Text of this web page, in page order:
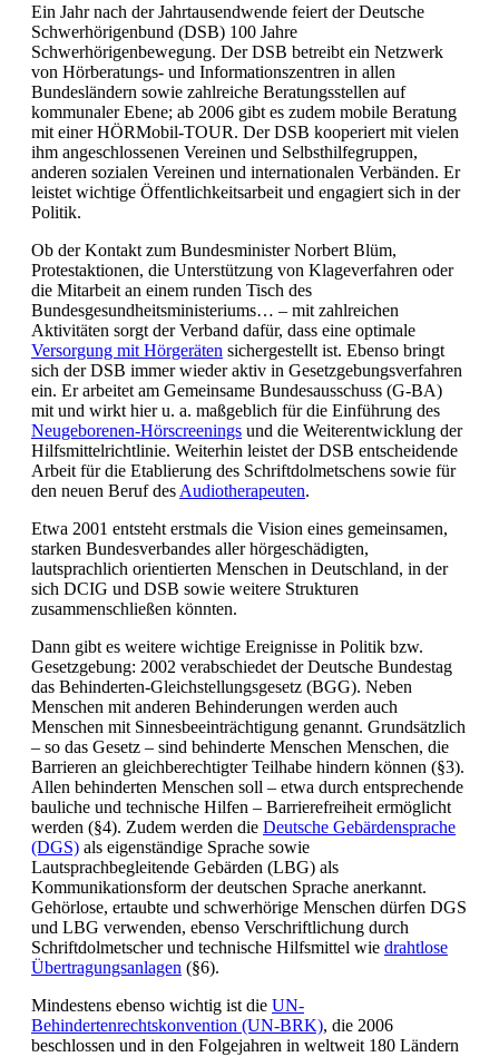
Ein Jahr nach der Jahrtausendwende feiert der Deutsche
Schwerhörigenbund (DSB) 100 Jahre
Schwerhörigenbewegung. Der DSB betreibt ein Netzwerk
von Hörberatungs- und Informationszentren in allen
Bundesländern sowie zahlreiche Beratungsstellen auf
kommunaler Ebene; ab 2006 gibt es zudem mobile Beratung
mit einer HÖRMobil-TOUR. Der DSB kooperiert mit vielen
ihm angeschlossenen Vereinen und Selbsthilfegruppen,
anderen sozialen Vereinen und internationalen Verbänden. Er
leistet wichtige Öffentlichkeitsarbeit und engagiert sich in der
Politik.
Ob der Kontakt zum Bundesminister Norbert Blüm,
Protestaktionen, die Unterstützung von Klageverfahren oder
die Mitarbeit an einem runden Tisch des
Bundesgesundheitsministeriums… – mit zahlreichen
Aktivitäten sorgt der Verband dafür, dass eine optimale
Versorgung mit Hörgeräten sichergestellt ist. Ebenso bringt
sich der DSB immer wieder aktiv in Gesetzgebungsverfahren
ein. Er arbeitet am Gemeinsame Bundesausschuss (G-BA)
mit und wirkt hier u. a. maßgeblich für die Einführung des
Neugeborenen-Hörscreenings und die Weiterentwicklung der
Hilfsmittelrichtlinie. Weiterhin leistet der DSB entscheidende
Arbeit für die Etablierung des Schriftdolmetschens sowie für
den neuen Beruf des Audiotherapeuten.
Etwa 2001 entsteht erstmals die Vision eines gemeinsamen,
starken Bundesverbandes aller hörgeschädigten,
lautsprachlich orientierten Menschen in Deutschland, in der
sich DCIG und DSB sowie weitere Strukturen
zusammenschließen könnten.
Dann gibt es weitere wichtige Ereignisse in Politik bzw.
Gesetzgebung: 2002 verabschiedet der Deutsche Bundestag
das Behinderten-Gleichstellungsgesetz (BGG). Neben
Menschen mit anderen Behinderungen werden auch
Menschen mit Sinnesbeeinträchtigung genannt. Grundsätzlich
– so das Gesetz – sind behinderte Menschen Menschen, die
Barrieren an gleichberechtigter Teilhabe hindern können (§3).
Allen behinderten Menschen soll – etwa durch entsprechende
bauliche und technische Hilfen – Barrierefreiheit ermöglicht
werden (§4). Zudem werden die Deutsche Gebärdensprache
(DGS) als eigenständige Sprache sowie
Lautsprachbegleitende Gebärden (LBG) als
Kommunikationsform der deutschen Sprache anerkannt.
Gehörlose, ertaubte und schwerhörige Menschen dürfen DGS
und LBG verwenden, ebenso Verschriftlichung durch
Schriftdolmetscher und technische Hilfsmittel wie drahtlose
Übertragungsanlagen (§6).
Mindestens ebenso wichtig ist die UN-
Behindertenrechtskonvention (UN-BRK), die 2006
beschlossen und in den Folgejahren in weltweit 180 Ländern